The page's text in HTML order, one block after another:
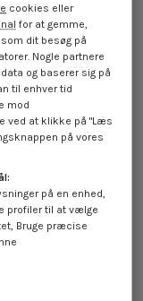
cookies eller
for at gemme,
dit besøg på
Nogle partnere
og baserer sig på
til enhver tid
mod
ved at klikke på "Læs
på vores
på en enhed,
profiler til at vælge
Bruge præcise